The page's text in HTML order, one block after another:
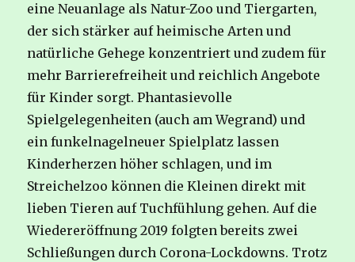
eine Neuanlage als Natur-Zoo und Tiergarten,
der sich stärker auf heimische Arten und
natürliche Gehege konzentriert und zudem für
mehr Barrierefreiheit und reichlich Angebote
für Kinder sorgt. Phantasievolle
Spielgelegenheiten (auch am Wegrand) und
ein funkelnagelneuer Spielplatz lassen
Kinderherzen höher schlagen, und im
Streichelzoo können die Kleinen direkt mit
lieben Tieren auf Tuchfühlung gehen. Auf die
Wiedereröffnung 2019 folgten bereits zwei
Schließungen durch Corona-Lockdowns. Trotz